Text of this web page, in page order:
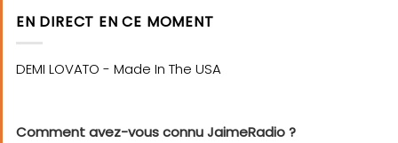
EN DIRECT EN CE MOMENT
Comment avez-vous connu JaimeRadio ?